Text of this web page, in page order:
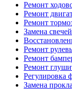
Ремонт
Ремонт
Ремонт
Замена
Ремонт
Ремонт
Ремонт
Регулировка
Замена